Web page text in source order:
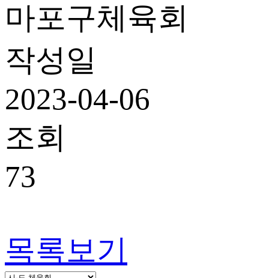
마포구체육회
작성일
2023-04-06
조회
73
목록보기